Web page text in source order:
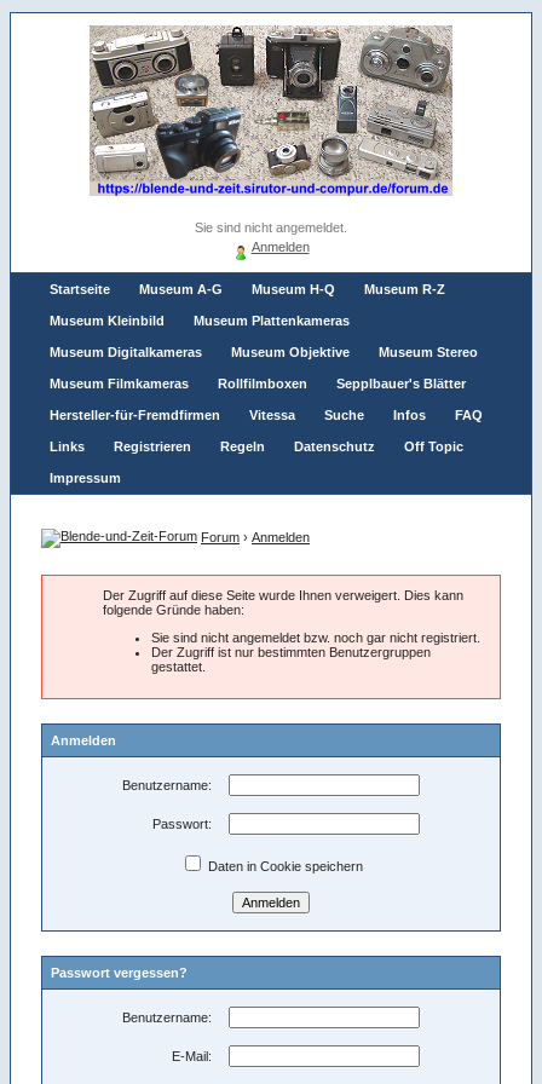
Sie sind nicht angemeldet.
Anmelden
Startseite Museum A-G Museum H-Q Museum R-Z
Museum Kleinbild Museum Plattenkameras
Museum Digitalkameras Museum Objektive Museum Stereo
Museum Filmkameras Rollfilmboxen Sepplbauer's Blätter
Hersteller-für-Fremdfirmen Vitessa Suche Infos FAQ
Links Registrieren Regeln Datenschutz Off Topic
Impressum
Forum › Anmelden
Der Zugriff auf diese Seite wurde Ihnen verweigert. Dies kann
folgende Gründe haben:
Sie sind nicht angemeldet bzw. noch gar nicht registriert.
Der Zugriff ist nur bestimmten Benutzergruppen
gestattet.
Anmelden
Benutzername:
Passwort:
Daten in Cookie speichern
Passwort vergessen?
Benutzername:
E-Mail: